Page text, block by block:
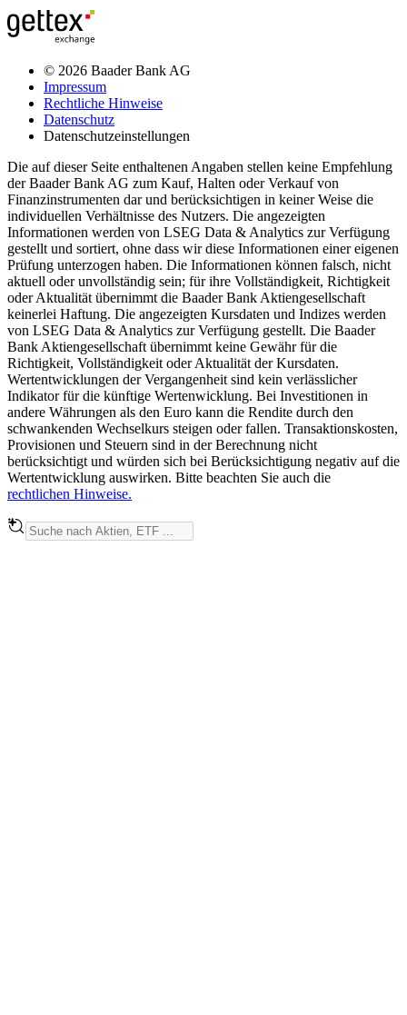
© 2026 Baader Bank AG
Impressum
Rechtliche Hinweise
Datenschutz
Datenschutzeinstellungen
Die auf dieser Seite enthaltenen Angaben stellen keine Empfehlung
der Baader Bank AG zum Kauf, Halten oder Verkauf von
Finanzinstrumenten dar und berücksichtigen in keiner Weise die
individuellen Verhältnisse des Nutzers. Die angezeigten
Informationen werden von LSEG Data & Analytics zur Verfügung
gestellt und sortiert, ohne dass wir diese Informationen einer eigenen
Prüfung unterzogen haben. Die Informationen können falsch, nicht
aktuell oder unvollständig sein; für ihre Vollständigkeit, Richtigkeit
oder Aktualität übernimmt die Baader Bank Aktiengesellschaft
keinerlei Haftung. Die angezeigten Kursdaten und Indizes werden
von LSEG Data & Analytics zur Verfügung gestellt. Die Baader
Bank Aktiengesellschaft übernimmt keine Gewähr für die
Richtigkeit, Vollständigkeit oder Aktualität der Kursdaten.
Wertentwicklungen der Vergangenheit sind kein verlässlicher
Indikator für die künftige Wertenwicklung. Bei Investitionen in
andere Währungen als den Euro kann die Rendite durch den
schwankenden Wechselkurs steigen oder fallen. Transaktionskosten,
Provisionen und Steuern sind in der Berechnung nicht
berücksichtigt und würden sich bei Berücksichtigung negativ auf die
Wertentwicklung auswirken. Bitte beachten Sie auch die
rechtlichen Hinweise.